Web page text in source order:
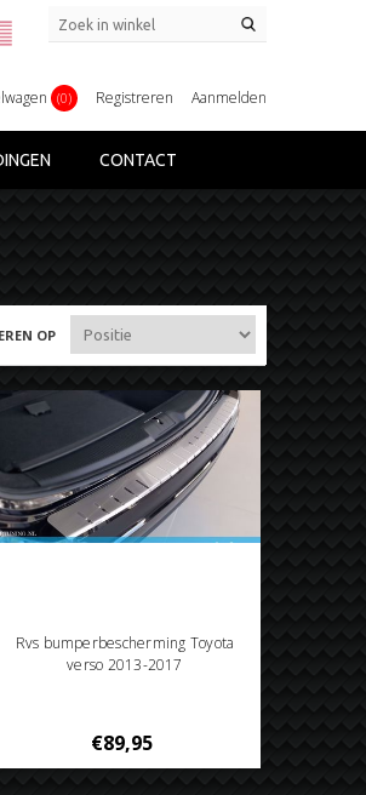
(0) Registreren Aanmelden
CONTACT
OP
Rvs bumperbescherming Toyota
verso 2013-2017
€89,95